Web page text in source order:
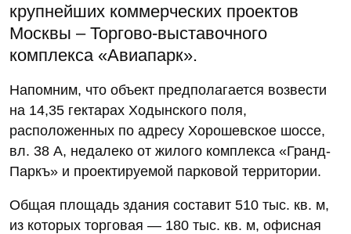
крупнейших коммерческих проектов
Москвы – Торгово-выставочного
комплекса «Авиапарк».
Напомним, что объект предполагается возвести
на 14,35 гектарах Ходынского поля,
расположенных по адресу Хорошевское шоссе,
вл. 38 А, недалеко от жилого комплекса «Гранд-
Паркъ» и проектируемой парковой территории.
Общая площадь здания составит 510 тыс. кв. м,
из которых торговая — 180 тыс. кв. м, офисная